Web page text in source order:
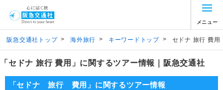
メニュー
阪急交通社トップ > 海外旅行 > キーワードトップ > セドナ 旅行 費用
「セドナ 旅行 費用」に関するツアー情報｜阪急交通社
「セドナ 旅行 費用」に関するツアー情報